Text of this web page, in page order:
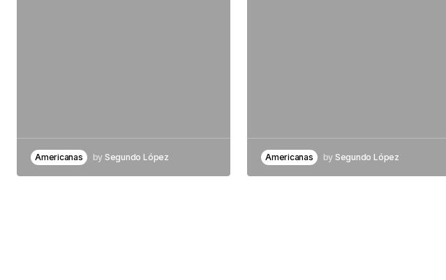
Americanas by Segundo López Americanas by Segundo López